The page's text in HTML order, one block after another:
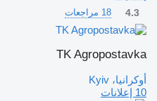
4.3 18 مراجعات
TK Agropostavka
أوكرانيا، Kyiv
10 إعلانات